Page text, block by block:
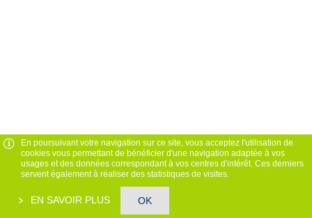
En poursuivant votre navigation sur ce site, vous acceptez l'utilisation de
cookies vous permettant de bénéficier d'une navigation adaptée à vos
usages et des données correspondant à vos centres d'intérêt. Ces derniers
servent également à réaliser des statistiques de visites.
EN SAVOIR PLUS OK